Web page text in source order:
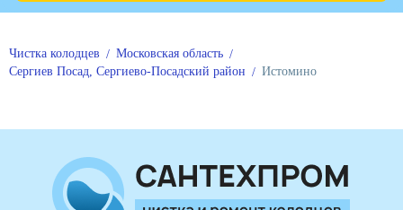
Чистка колодцев
Московская область
Сергиев Посад, Сергиево-Посадский район
Истомино